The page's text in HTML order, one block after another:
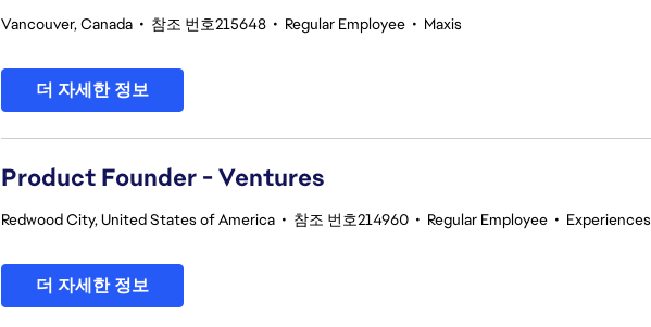
Vancouver, Canada • 참조 번호215648 • Regular Employee • Maxis
더 자세한 정보
Product Founder - Ventures
Redwood City, United States of America • 참조 번호214960 • Regular Employee • Experiences
더 자세한 정보